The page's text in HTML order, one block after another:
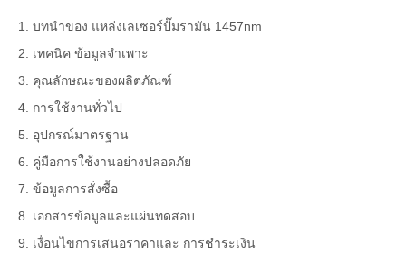
1. บทนำของ แหล่งเลเซอร์ปั๊มรามัน 1457nm
2. เทคนิค ข้อมูลจำเพาะ
3. คุณลักษณะของผลิตภัณฑ์
4. การใช้งานทั่วไป
5. อุปกรณ์มาตรฐาน
6. คู่มือการใช้งานอย่างปลอดภัย
7. ข้อมูลการสั่งซื้อ
8. เอกสารข้อมูลและแผ่นทดสอบ
9. เงื่อนไขการเสนอราคาและ การชำระเงิน